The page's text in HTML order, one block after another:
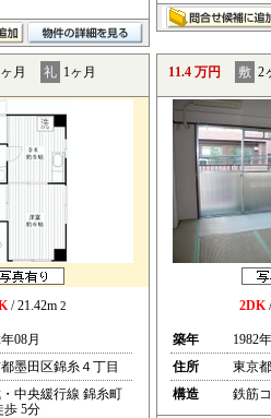
月 礼 1ヶ月
/ 21.42m 2
08月
墨田区錦糸４丁目
中央緩行線 錦糸町
歩 5分
11.4 万円 敷 2
2DK/
築年
1982
住所
東京
構造
鉄筋